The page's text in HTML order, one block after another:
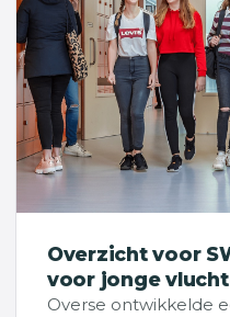
Overzicht voor
voor jonge
Overse ontwikkelde